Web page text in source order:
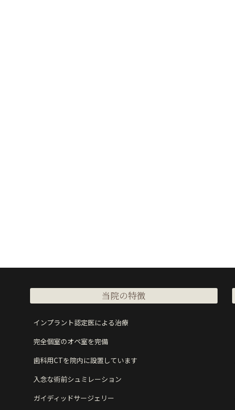
当院の特徴
インプラント認定医による治療
完全個室のオペ室を完備
歯科用CTを院内に設置しています
入念な術前シュミレーション
ガイディッドサージェリー